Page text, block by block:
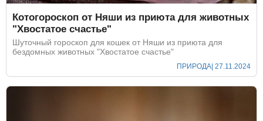
Котогороскоп от Няши из приюта для животных
"Хвостатое счастье"
Шуточный гороскоп для кошек от Няши из приюта для
бездомных животных "Хвостатое счастье"
ПРИРОДА | 27.11.2024